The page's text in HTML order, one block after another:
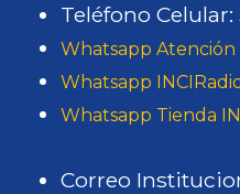
Teléfono Celular:
Whatsapp Atención
Whatsapp
Whatsapp Tienda
Correo